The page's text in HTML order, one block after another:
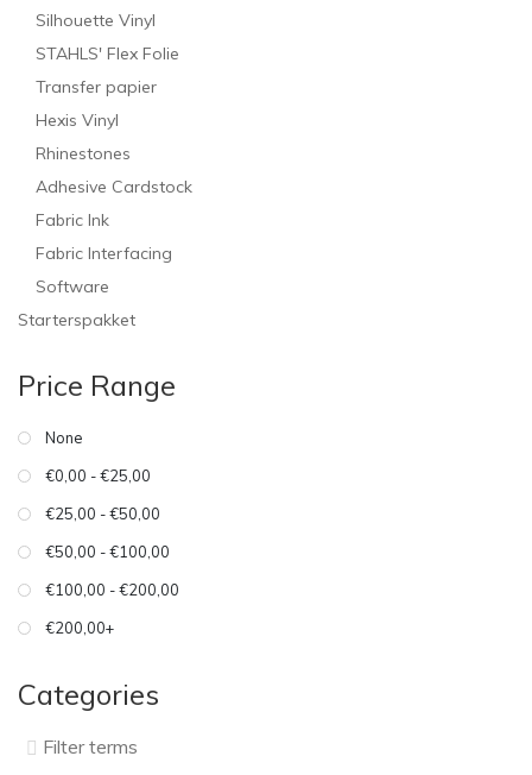
Silhouette Vinyl
STAHLS' Flex Folie
Transfer papier
Hexis Vinyl
Rhinestones
Adhesive Cardstock
Fabric Ink
Fabric Interfacing
Software
Starterspakket
Price Range
None
€0,00 - €25,00
€25,00 - €50,00
€50,00 - €100,00
€100,00 - €200,00
€200,00+
Categories